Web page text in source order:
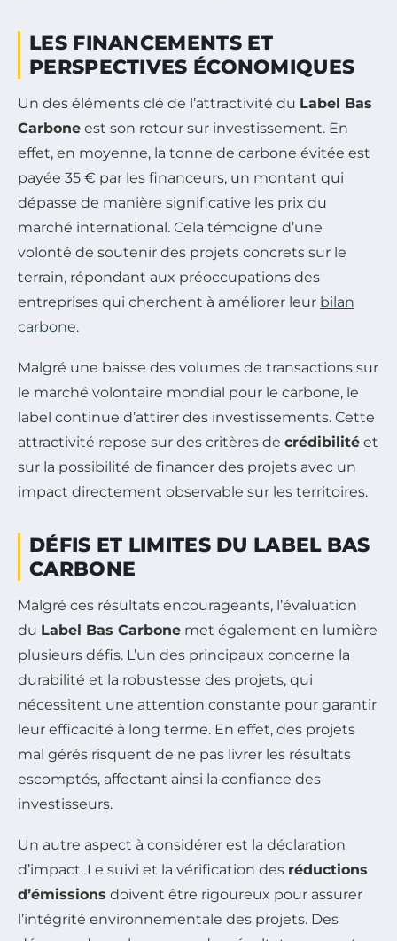
LES FINANCEMENTS ET
PERSPECTIVES ÉCONOMIQUES
Un des éléments clé de l’attractivité du Label Bas
Carbone est son retour sur investissement. En
effet, en moyenne, la tonne de carbone évitée est
payée 35 € par les financeurs, un montant qui
dépasse de manière significative les prix du
marché international. Cela témoigne d’une
volonté de soutenir des projets concrets sur le
terrain, répondant aux préoccupations des
entreprises qui cherchent à améliorer leur bilan
carbone.
Malgré une baisse des volumes de transactions sur
le marché volontaire mondial pour le carbone, le
label continue d’attirer des investissements. Cette
attractivité repose sur des critères de crédibilité et
sur la possibilité de financer des projets avec un
impact directement observable sur les territoires.
DÉFIS ET LIMITES DU LABEL BAS
CARBONE
Malgré ces résultats encourageants, l’évaluation
du Label Bas Carbone met également en lumière
plusieurs défis. L’un des principaux concerne la
durabilité et la robustesse des projets, qui
nécessitent une attention constante pour garantir
leur efficacité à long terme. En effet, des projets
mal gérés risquent de ne pas livrer les résultats
escomptés, affectant ainsi la confiance des
investisseurs.
Un autre aspect à considérer est la déclaration
d’impact. Le suivi et la vérification des réductions
d’émissions doivent être rigoureux pour assurer
l’intégrité environnementale des projets. Des